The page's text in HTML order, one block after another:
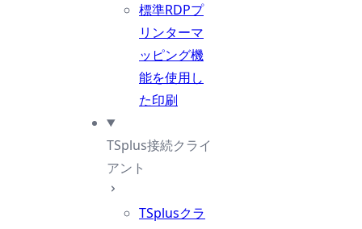
標準RDPプ
リンターマ
ッピング機
能を使用し
た印刷
TSplus接続クライ
アント
TSplusクラ